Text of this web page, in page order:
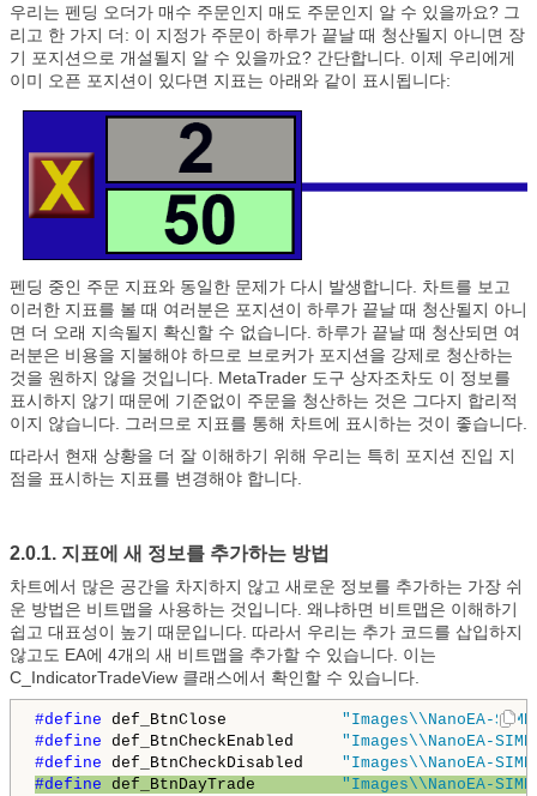
우리는 펜딩 오더가 매수 주문인지 매도 주문인지 알 수 있을까요? 그
리고 한 가지 더: 이 지정가 주문이 하루가 끝날 때 청산될지 아니면 장
기 포지션으로 개설될지 알 수 있을까요? 간단합니다. 이제 우리에게
이미 오픈 포지션이 있다면 지표는 아래와 같이 표시됩니다:
펜딩 중인 주문 지표와 동일한 문제가 다시 발생합니다. 차트를 보고
이러한 지표를 볼 때 여러분은 포지션이 하루가 끝날 때 청산될지 아니
면 더 오래 지속될지 확신할 수 없습니다. 하루가 끝날 때 청산되면 여
러분은 비용을 지불해야 하므로 브로커가 포지션을 강제로 청산하는
것을 원하지 않을 것입니다. MetaTrader 도구 상자조차도 이 정보를
표시하지 않기 때문에 기준없이 주문을 청산하는 것은 그다지 합리적
이지 않습니다. 그러므로 지표를 통해 차트에 표시하는 것이 좋습니다.
따라서 현재 상황을 더 잘 이해하기 위해 우리는 특히 포지션 진입 지
점을 표시하는 지표를 변경해야 합니다.
2.0.1. 지표에 새 정보를 추가하는 방법
차트에서 많은 공간을 차지하지 않고 새로운 정보를 추가하는 가장 쉬
운 방법은 비트맵을 사용하는 것입니다. 왜냐하면 비트맵은 이해하기
쉽고 대표성이 높기 때문입니다. 따라서 우리는 추가 코드를 삽입하지
않고도 EA에 4개의 새 비트맵을 추가할 수 있습니다. 이는
C_IndicatorTradeView 클래스에서 확인할 수 있습니다.
#define def_BtnClose "Images\\NanoEA-
#define def_BtnCheckEnabled "Images\\NanoEA-
#define def_BtnCheckDisabled "Images\\NanoEA-
#define def_BtnDayTrade "Images\\NanoEA-